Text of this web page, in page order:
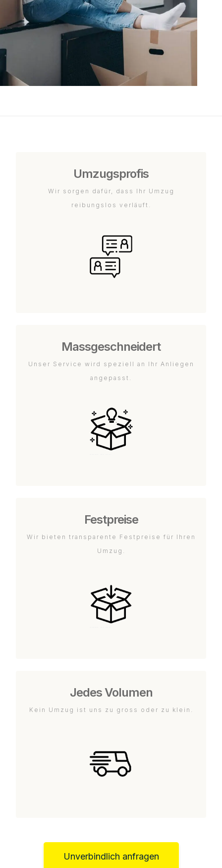
Umzugsprofis
Wir sorgen dafür, dass Ihr Umzug
reibungslos verläuft.
Massgeschneidert
Unser Service wird speziell an Ihr Anliegen
angepasst.
Festpreise
Wir bieten transparente Festpreise für Ihren
Umzug.
Jedes Volumen
Kein Umzug ist uns zu gross oder zu klein.
Unverbindlich anfragen